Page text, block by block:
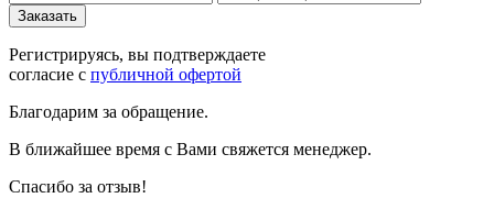
Регистрируясь, вы подтверждаете
согласие с публичной офертой
Благодарим за обращение.
В ближайшее время с Вами свяжется менеджер.
Спасибо за отзыв!